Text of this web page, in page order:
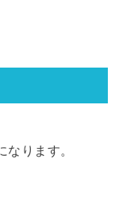
ります。